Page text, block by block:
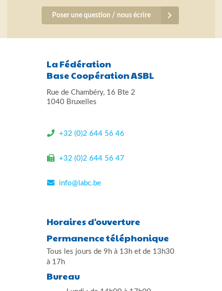
Poser une question / nous écrire
La Fédération
Base Coopération ASBL
Rue de Chambéry, 16 Bte 2
1040 Bruxelles
+32 (0)2 644 56 46
+32 (0)2 644 56 47
info@labc.be
Horaires d'ouverture
Permanence téléphonique
Tous les jours de 9h à 13h et de 13h30
à 17h
Bureau